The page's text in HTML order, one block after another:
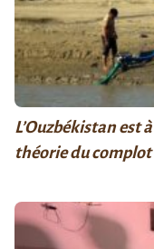
L’Ouzbékistan est
théorie du complot